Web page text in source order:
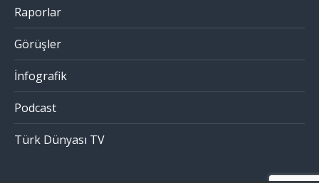
Raporlar
Görüşler
İnfografik
Podcast
Türk Dünyası TV